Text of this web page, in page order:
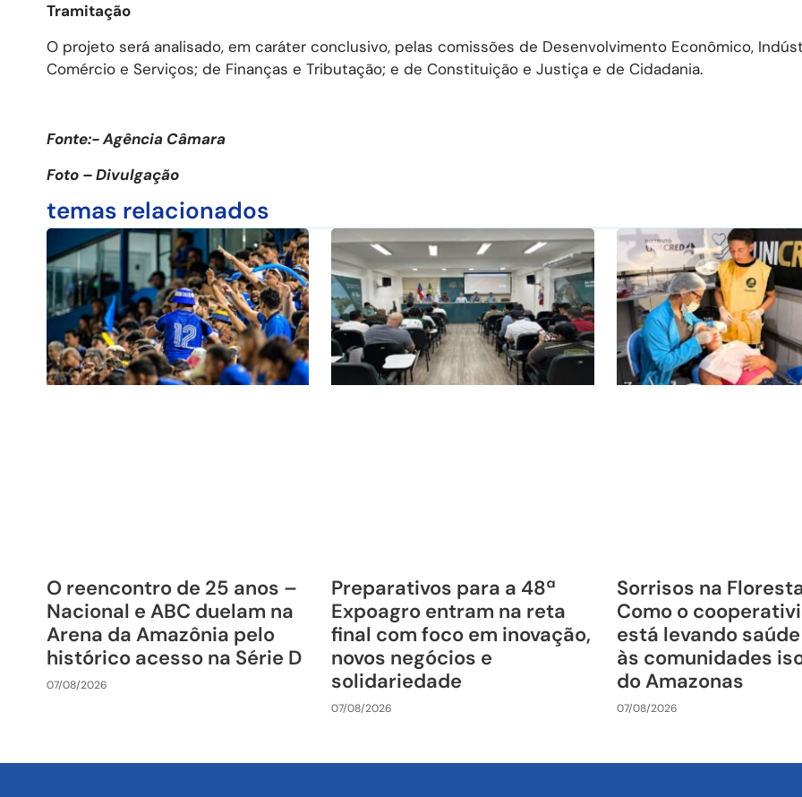
Tramitação
O projeto será analisado, em caráter conclusivo, pelas comissões de Desenvolvimento Econômico,
Comércio e Serviços; de Finanças e Tributação; e de Constituição e Justiça e de Cidadania.
Fonte:- Agência Câmara
Foto – Divulgação
temas relacionados
O reencontro de 25 anos –
Nacional e ABC duelam na
Arena da Amazônia pelo
histórico acesso na Série D
07/08/2026
Preparativos para a 48ª
Expoagro entram na reta
final com foco em inovação,
novos negócios e
solidariedade
07/08/2026
Sorrisos na
Como o
está levando
às comunidades
do Amazonas
07/08/2026